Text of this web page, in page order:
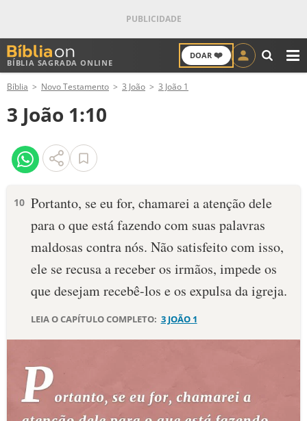
BÍBLIA SAGRADA ONLINE
DOAR ❤️
ANTIGO TESTAMENTO
NOVO TESTAMENTO
VERSÍCULOS
PALAVRA DO DIA
SALMO DO DIA
DEVOCIONAL DIÁRIO
ESTUDOS BÍBLICOS
ESBOÇOS DE PREGAÇÃO
Bíblia Novo Testamento 3 João 3 João 1
3 João 1:10
10 Portanto, se eu for, chamarei a atenção dele
para o que está fazendo com suas palavras
maldosas contra nós. Não satisfeito com isso,
ele se recusa a receber os irmãos, impede os
que desejam recebê-los e os expulsa da igreja.
LEIA O CAPÍTULO COMPLETO: 3 JOÃO 1